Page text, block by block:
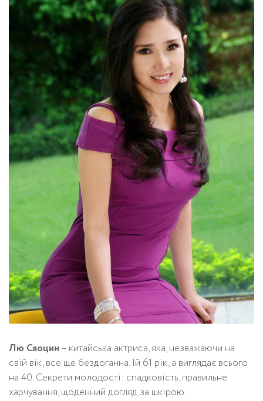
Лю Сяоцин – китайська актриса, яка, незважаючи на
свій вік, все ще бездоганна. Їй 61 рік, а виглядає всього
на 40. Секрети молодості: спадковість, правильне
харчування, щоденний догляд за шкірою.